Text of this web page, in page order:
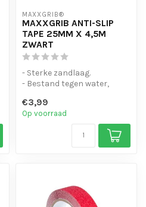
MAXXGRIB®
MAXXGRIB ANTI-SLIP
TAPE 25MM X 4,5M
ZWART
- Sterke zandlaag.
- Bestand tegen water,
- Is eenvo...
€3,99
Op voorraad